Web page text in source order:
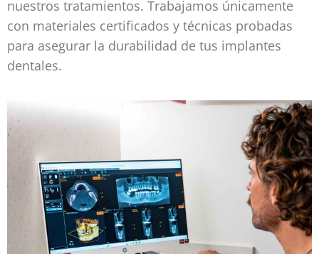
nuestros tratamientos. Trabajamos únicamente
con materiales certificados y técnicas probadas
para asegurar la durabilidad de tus implantes
dentales.